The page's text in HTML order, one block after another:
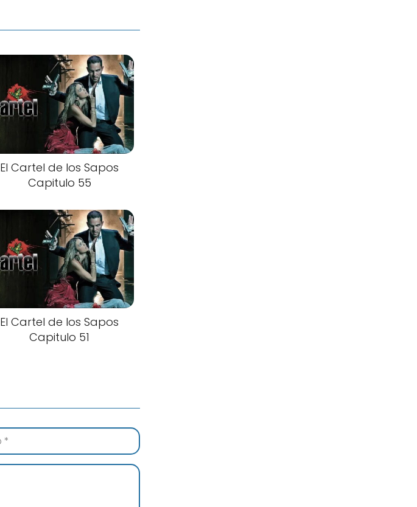
El Cartel de los Sapos
Capitulo 55
El Cartel de los Sapos
Capitulo 51